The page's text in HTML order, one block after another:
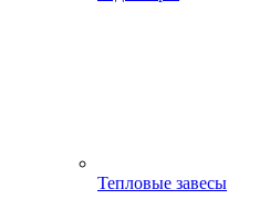
Тепловые завесы